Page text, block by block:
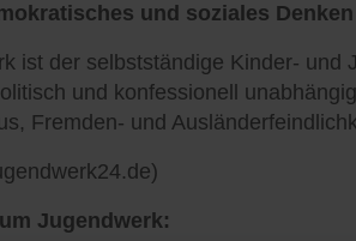
und soziales
ist der selbstständige Kinder-
und konfessionell
Fremden- und
Jugendwerk: